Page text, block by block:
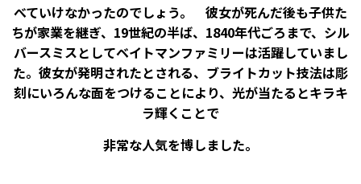
べていけなかったのでしょう。 彼女が死んだ後も子供た
ちが家業を継ぎ、19世紀の半ば、1840年代ごろまで、シル
バースミスとしてベイトマンファミリーは活躍していまし
た。彼女が発明されたとされる、ブライトカット技法は彫
刻にいろんな面をつけることにより、光が当たるとキラキ
ラ輝くことで
非常な人気を博しました。